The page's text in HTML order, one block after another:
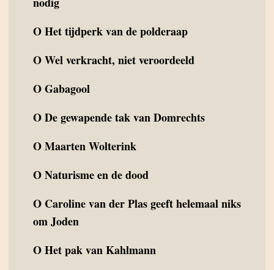
OHet tijdperk van de polderaap
OWel verkracht, niet veroordeeld
OGabagool
ODe gewapende tak van Domrechts
OMaarten Wolterink
ONaturisme en de dood
O Caroline van der Plas geeft helemaal niks
om Joden
OHet pak van Kahlmann